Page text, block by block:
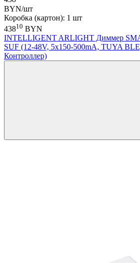
BYN/шт
Коробка (картон): 1 шт
43810 BYN
INTELLIGENT ARLIGHT Диммер
SUF (12-48V, 5x150-500mA, TUYA
Контроллер)